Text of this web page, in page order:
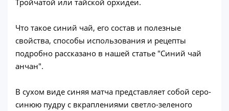
Что такое синий чай, его состав и полезные
свойства, способы использования и рецепты
подробно рассказано в нашей статье "Синий чай
анчан".
В сухом виде синяя матча представляет собой серо-
синюю пудру с вкраплениями светло-зеленого